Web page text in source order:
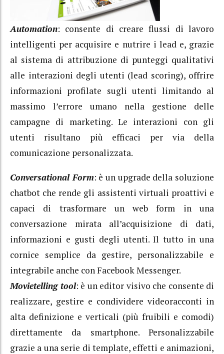
Automation: consente di creare flussi di lavoro
intelligenti per acquisire e nutrire i lead e, grazie
al sistema di attribuzione di punteggi qualitativi
alle interazioni degli utenti (lead scoring), offrire
informazioni profilate sugli utenti limitando al
massimo l’errore umano nella gestione delle
campagne di marketing. Le interazioni con gli
utenti risultano più efficaci per via della
comunicazione personalizzata.
Conversational Form: è un upgrade della soluzione
chatbot che rende gli assistenti virtuali proattivi e
capaci di trasformare un web form in una
conversazione mirata all’acquisizione di dati,
informazioni e gusti degli utenti. Il tutto in una
cornice semplice da gestire, personalizzabile e
integrabile anche con Facebook Messenger.
Movietelling tool: è un editor visivo che consente di
realizzare, gestire e condividere videoracconti in
alta definizione e verticali (più fruibili e comodi)
direttamente da smartphone. Personalizzabile
grazie a una serie di template, effetti e animazioni,